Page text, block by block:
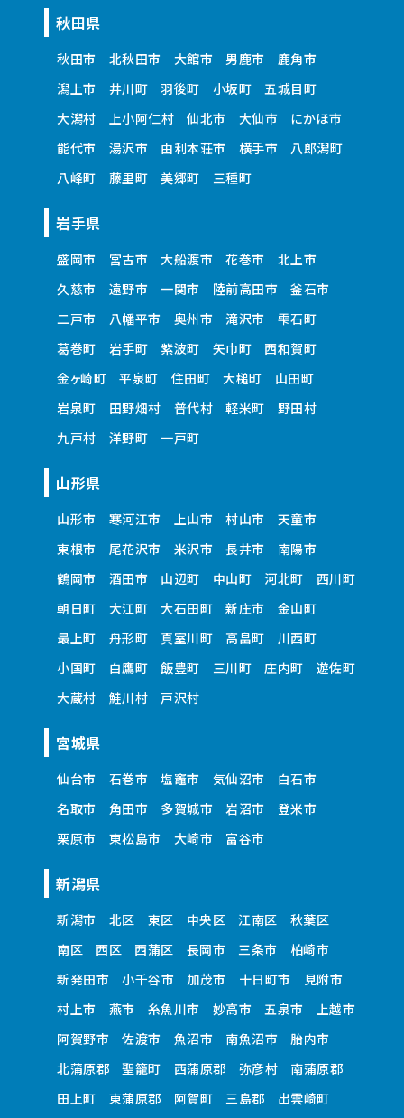
秋田県
秋田市 北秋田市 大館市 男鹿市
鹿角市
潟上市
井川町 羽後町 小坂町
五城目町
大潟村
上小阿仁村 仙北市 大仙市
にかほ市
能代市
湯沢市 由利本荘市 横手市
八郎潟町
八峰町
藤里町 美郷町 三種町
岩手県
盛岡市 宮古市 大船渡市 花巻市
北上市
久慈市
遠野市 一関市 陸前高田市
釜石市
二戸市
八幡平市 奥州市 滝沢市
雫石町
葛巻町
岩手町 紫波町 矢巾町
西和賀町
金ヶ崎町
平泉町 住田町 大槌町
山田町
岩泉町
田野畑村 普代村 軽米町
野田村
九戸村
洋野町 一戸町
山形県
山形市 寒河江市 上山市 村山市
天童市
東根市
尾花沢市 米沢市 長井市
南陽市
鶴岡市
酒田市 山辺町 中山町 河北町
西川町
朝日町
大江町 大石田町 新庄市
金山町
最上町
舟形町 真室川町 高畠町
川西町
小国町
白鷹町 飯豊町 三川町 庄内町
遊佐町
大蔵村
鮭川村 戸沢村
宮城県
仙台市 石巻市 塩竈市 気仙沼市
白石市
名取市
角田市 多賀城市 岩沼市
登米市
栗原市
東松島市 大崎市 富谷市
新潟県
新潟市 北区 東区 中央区 江南区
秋葉区
南区
西区 西蒲区 長岡市 三条市
柏崎市
新発田市
小千谷市 加茂市 十日町市
見附市
村上市
燕市 糸魚川市 妙高市 五泉市
上越市
阿賀野市
佐渡市 魚沼市 南魚沼市
胎内市
北蒲原郡
聖籠町 西蒲原郡 弥彦村
南蒲原郡
田上町
東蒲原郡 阿賀町 三島郡 出雲崎町